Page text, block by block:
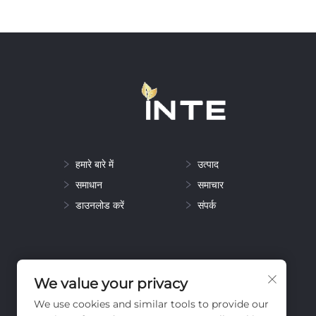
हमारे बारे में
उत्पाद
समाधान
समाचार
डाउनलोड करें
संपर्क
We value your privacy
We use cookies and similar tools to provide our